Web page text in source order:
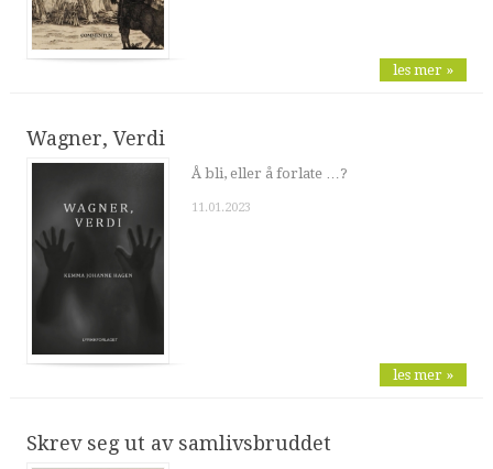
les mer »
Wagner, Verdi
Å bli, eller å forlate …?
11.01.2023
les mer »
Skrev seg ut av samlivsbruddet